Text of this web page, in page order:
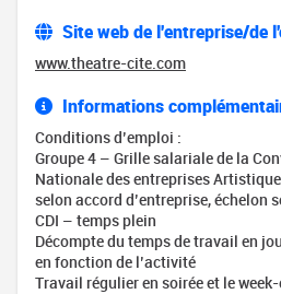
Site web de l'entreprise/de
www.theatre-cite.com
Informations
Conditions d’emploi :
Groupe 4 – Grille salariale de la
Nationale des entreprises
selon accord d’entreprise, échelon
CDI – temps plein
Décompte du temps de travail en
en fonction de l’activité
Travail régulier en soirée et le